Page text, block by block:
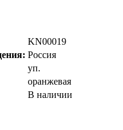
KN00019
Россия
уп.
оранжевая
В наличии